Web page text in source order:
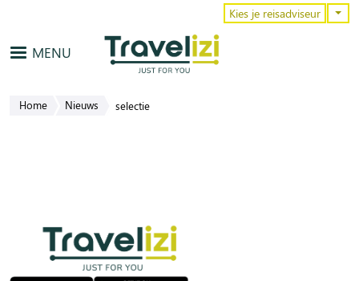
Overslaan en naar de inhoud gaan
MENU
Kies je reisadviseur
Home Nieuws selectie